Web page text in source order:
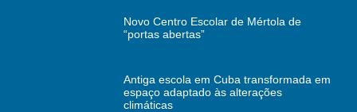
Novo Centro Escolar de Mértola de
“portas abertas”
Antiga escola em Cuba transformada em
espaço adaptado às alterações
climáticas